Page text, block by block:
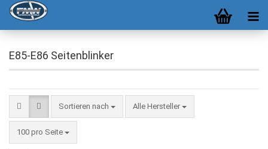
E85-E86 Seitenblinker
Sortieren nach Alle Hersteller
100 pro Seite